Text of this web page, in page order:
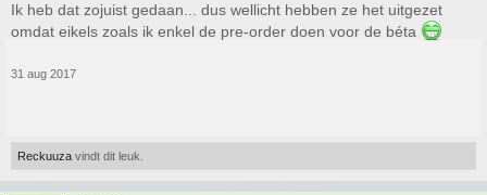
Ik heb dat zojuist gedaan... dus wellicht hebben ze het uitgezet
omdat eikels zoals ik enkel de pre-order doen voor de béta
31 aug 2017
Reckuuza vindt dit leuk.